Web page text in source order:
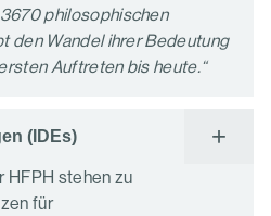
philosophischen
den Wandel ihrer Bedeutung
Auftreten bis heute.“
(IDEs)
HFPH stehen zu
für